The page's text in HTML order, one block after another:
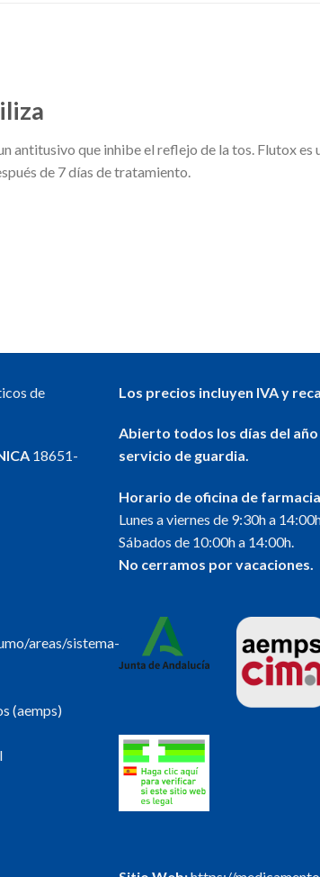
antitusivo que inhibe el reflejo de la tos. Flutox
de 7 días de tratamiento.
de
18651-
Los precios incluyen IVA y
Abierto todos los días del
servicio de guardia.
Horario de oficina de
Lunes a viernes de 9:30h a
Sábados de 10:00h a 14:00h.
No cerramos por vacaciones.
areas/sistema-
(aemps)